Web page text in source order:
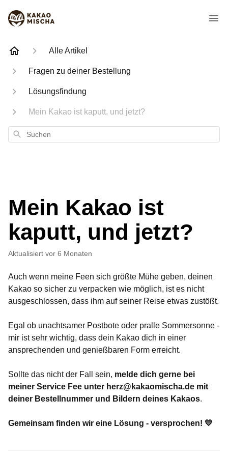
Alle Artikel
Fragen zu deiner Bestellung
Lösungsfindung
Mein Kakao ist kaputt, und jetzt?
Suchen
Mein Kakao ist
kaputt, und jetzt?
Aktualisiert vor 6 Monaten
Auch wenn meine Feen sich größte Mühe geben, deinen
Kakao so sicher zu verpacken wie möglich, ist es nicht
ausgeschlossen, dass ihm auf seiner Reise etwas zustößt.
Egal ob unachtsamer Postbote oder pralle Sommersonne -
mir ist sehr wichtig, dass dein Kakao dich in einer
ansprechenden und genießbaren Form erreicht.
Sollte das nicht der Fall sein, melde dich gerne bei
meiner Service Fee unter herz@kakaomischa.de mit
deiner Bestellnummer und Bildern deines Kakaos.
Gemeinsam finden wir eine Lösung - versprochen! 💛